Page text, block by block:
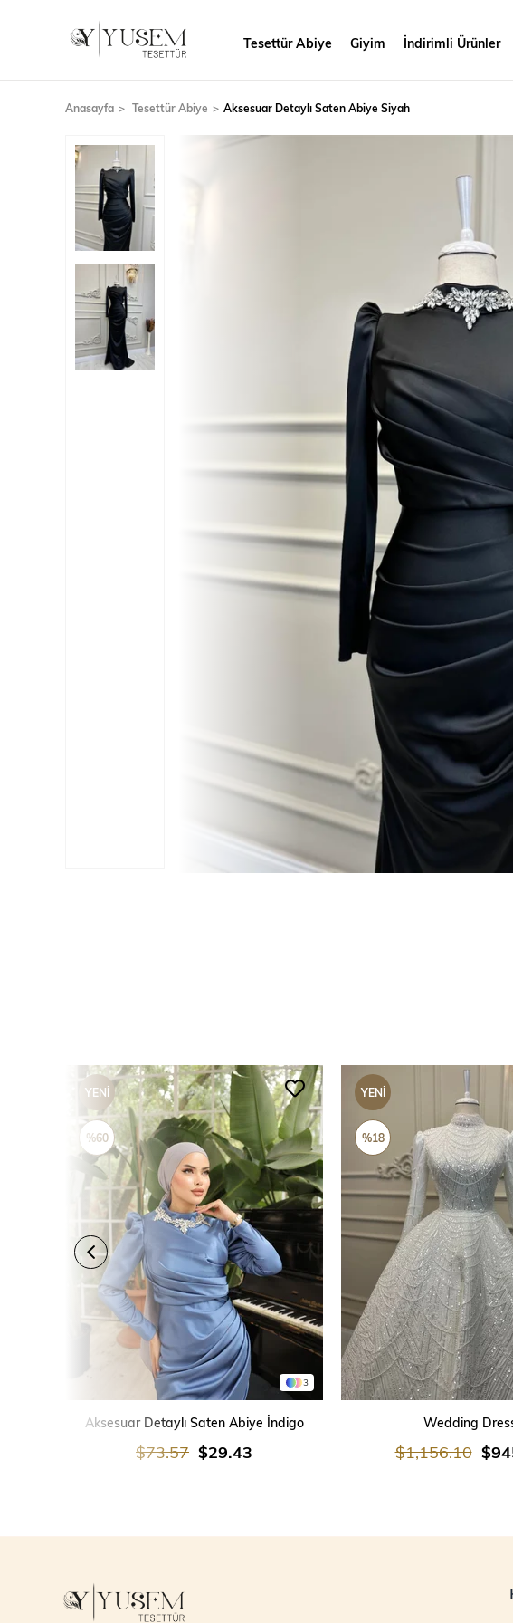
Tesettür Abiye Giyim İndirimli Ürünler
Anasayfa Tesettür Abiye Aksesuar Detaylı Saten Abiye Siyah
3
SEPETE EKLE
Aksesuar Detaylı Saten Abiye İndigo
$29.43
$73.57
YENI
ÜRÜN
%60
SEPETE EKLE
Wedding
$1,156.10
YENI
ÜRÜN
%18